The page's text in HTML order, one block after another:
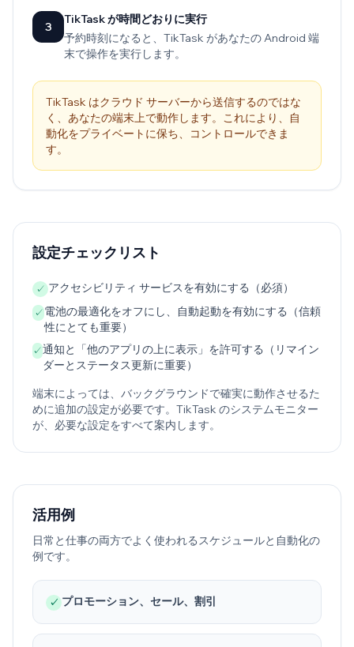
3
TikTask が時間どおりに実行
予約時刻になると、TikTask があなたの Android 端
末で操作を実行します。
TikTask はクラウド サーバーから送信するのではな
く、あなたの端末上で動作します。これにより、自
動化をプライベートに保ち、コントロールできま
す。
設定チェックリスト
✓ アクセシビリティ サービスを有効にする（必須）
✓ 電池の最適化をオフにし、自動起動を有効にする（信頼
性にとても重要）
✓通知と「他のアプリの上に表示」を許可する（リマイン
ダーとステータス更新に重要）
端末によっては、バックグラウンドで確実に動作させるた
めに追加の設定が必要です。TikTask のシステムモニター
が、必要な設定をすべて案内します。
活用例
日常と仕事の両方でよく使われるスケジュールと自動化の
例です。
✓ プロモーション、セール、割引